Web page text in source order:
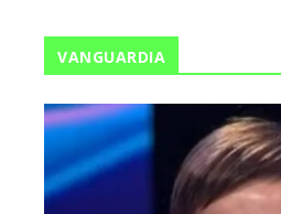
VANGUARDIA